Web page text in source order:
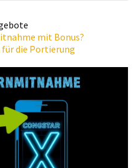
mit Bonus?
die Portierung